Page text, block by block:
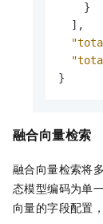
}
] ,
}
融合向量检索
融合向量检索将
态模型编码为单
向量的字段配置